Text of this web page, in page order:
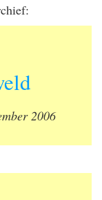
2006